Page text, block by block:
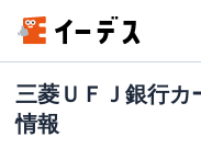
三菱ＵＦＪ銀行カ
情報